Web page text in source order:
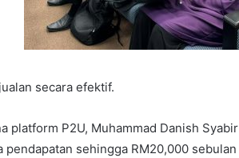
secara efektif.
platform P2U, Muhammad Danish Syabir
sehingga RM20,000 sebulan